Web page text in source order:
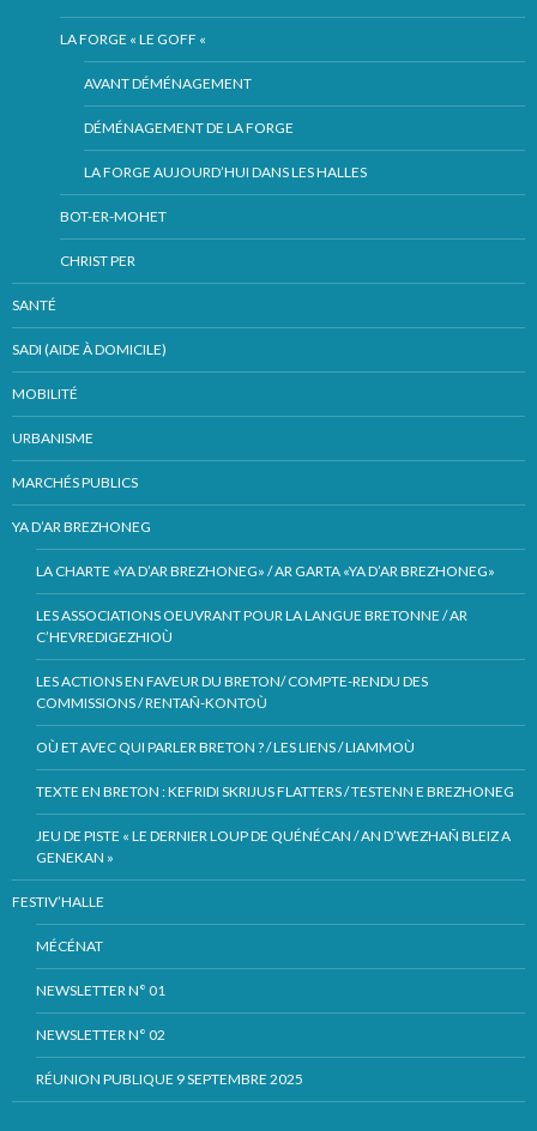
LA FORGE « LE GOFF «
AVANT DÉMÉNAGEMENT
DÉMÉNAGEMENT DE LA FORGE
LA FORGE AUJOURD’HUI DANS LES HALLES
BOT-ER-MOHET
CHRIST PER
SANTÉ
SADI (AIDE À DOMICILE)
MOBILITÉ
URBANISME
MARCHÉS PUBLICS
YA D’AR BREZHONEG
LA CHARTE «YA D’AR BREZHONEG» / AR GARTA «YA D’AR BREZHONEG»
LES ASSOCIATIONS OEUVRANT POUR LA LANGUE BRETONNE / AR
C’HEVREDIGEZHIOÙ
LES ACTIONS EN FAVEUR DU BRETON/ COMPTE-RENDU DES
COMMISSIONS / RENTAÑ-KONTOÙ
OÙ ET AVEC QUI PARLER BRETON ? / LES LIENS / LIAMMOÙ
TEXTE EN BRETON : KEFRIDI SKRIJUS FLATTERS / TESTENN E BREZHONEG
JEU DE PISTE « LE DERNIER LOUP DE QUÉNÉCAN / AN D’WEZHAÑ BLEIZ A
GENEKAN »
FESTIV’HALLE
MÉCÉNAT
NEWSLETTER N° 01
NEWSLETTER N° 02
RÉUNION PUBLIQUE 9 SEPTEMBRE 2025